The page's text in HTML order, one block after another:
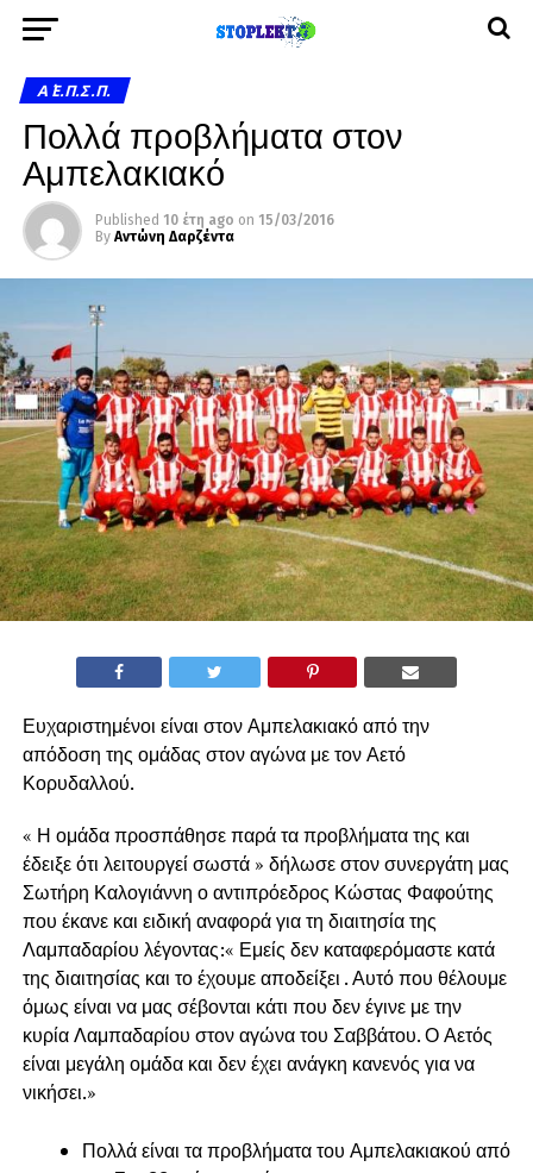
Α΄ Ε.Π.Σ.Π.
Πολλά προβλήματα στον
Αμπελακιακό
Published 10 έτη ago on 15/03/2016
By Αντώνη Δαρζέντα
Ευχαριστημένοι είναι στον Αμπελακιακό από την
απόδοση της ομάδας στον αγώνα με τον Αετό
Κορυδαλλού.
« Η ομάδα προσπάθησε παρά τα προβλήματα της και
έδειξε ότι λειτουργεί σωστά » δήλωσε στον συνεργάτη μας
Σωτήρη Καλογιάννη ο αντιπρόεδρος Κώστας Φαφούτης
που έκανε και ειδική αναφορά για τη διαιτησία της
Λαμπαδαρίου λέγοντας:« Εμείς δεν καταφερόμαστε κατά
της διαιτησίας και το έχουμε αποδείξει . Αυτό που θέλουμε
όμως είναι να μας σέβονται κάτι που δεν έγινε με την
κυρία Λαμπαδαρίου στον αγώνα του Σαββάτου. Ο Αετός
είναι μεγάλη ομάδα και δεν έχει ανάγκη κανενός για να
νικήσει.»
Πολλά είναι τα προβλήματα του Αμπελακιακού από